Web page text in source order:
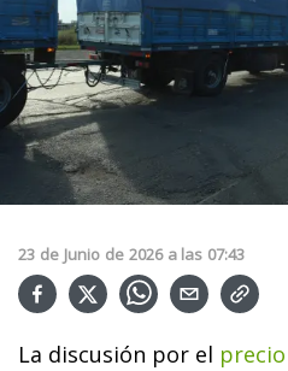
23 de Junio de 2026 a las 07:43
La discusión por el